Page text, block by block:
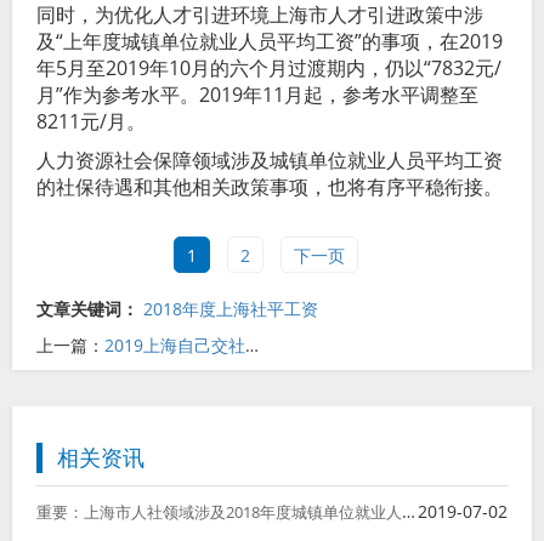
同时，为优化人才引进环境上海市人才引进政策中涉
及“上年度城镇单位就业人员平均工资”的事项，在2019
年5月至2019年10月的六个月过渡期内，仍以“7832元/
月”作为参考水平。2019年11月起，参考水平调整至
8211元/月。
人力资源社会保障领域涉及城镇单位就业人员平均工资
的社保待遇和其他相关政策事项，也将有序平稳衔接。
1 2 下一页
文章关键词： 2018年度上海社平工资
上一篇： 2019上海自己交社保多少钱
相关资讯
重要：上海市人社领域涉及2018年度城镇单位就业人员平均工资相关事项的说明2019-07-02